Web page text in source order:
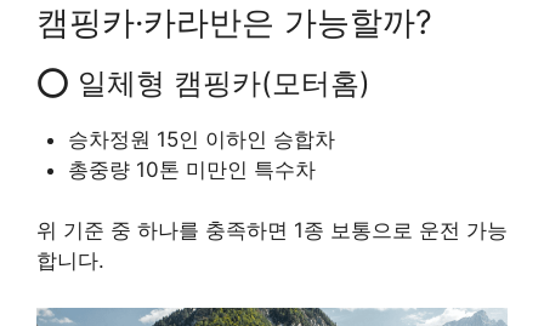
캠핑카·카라반은 가능할까?
⭕ 일체형 캠핑카(모터홈)
승차정원 15인 이하인 승합차
총중량 10톤 미만인 특수차
위 기준 중 하나를 충족하면 1종 보통으로 운전 가능
합니다.